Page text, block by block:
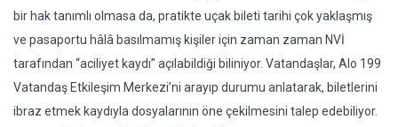
bir hak tanımlı olmasa da, pratikte uçak bileti tarihi çok yaklaşmış
ve pasaportu hâlâ basılmamış kişiler için zaman zaman NVİ
tarafından “aciliyet kaydı” açılabildiği biliniyor. Vatandaşlar, Alo 199
Vatandaş Etkileşim Merkezi’ni arayıp durumu anlatarak, biletlerini
ibraz etmek kaydıyla dosyalarının öne çekilmesini talep edebiliyor.